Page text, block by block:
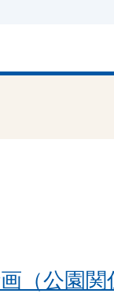
（公園関